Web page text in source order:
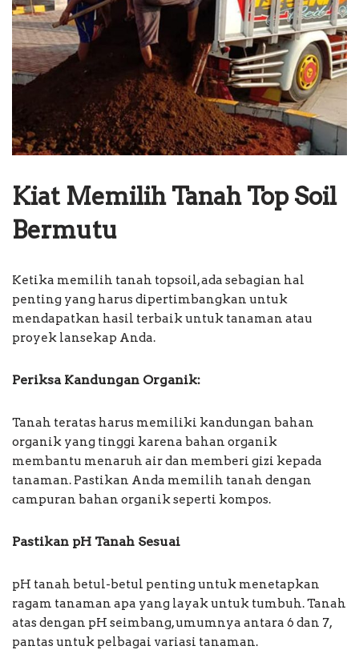
Kiat Memilih Tanah Top Soil
Bermutu
Ketika memilih tanah topsoil, ada sebagian hal
penting yang harus dipertimbangkan untuk
mendapatkan hasil terbaik untuk tanaman atau
proyek lansekap Anda.
Periksa Kandungan Organik:
Tanah teratas harus memiliki kandungan bahan
organik yang tinggi karena bahan organik
membantu menaruh air dan memberi gizi kepada
tanaman. Pastikan Anda memilih tanah dengan
campuran bahan organik seperti kompos.
Pastikan pH Tanah Sesuai
pH tanah betul-betul penting untuk menetapkan
ragam tanaman apa yang layak untuk tumbuh. Tanah
atas dengan pH seimbang, umumnya antara 6 dan 7,
pantas untuk pelbagai variasi tanaman.